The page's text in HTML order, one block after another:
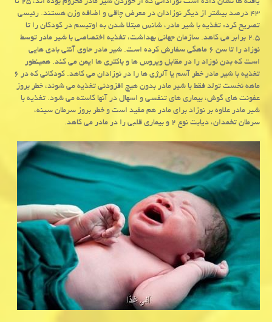
یافته ها نشان داده است نوزادانی كه از خوردن شیر مادر محروم بوده اند، ۲۵ تا
۴۳ درصد بیشتر از دیگر نوزادان در معرض چاقی و اضافه وزن هستند. رئیسی
تصریح كرد: تغذیه با شیر مادر، شانس مبتلا شدن به اوتیسم در كودكان را تا
۲.۵ برابر می كاهد. سازمان جهانی بهداشت، تغذیه اختصاصی با شیر مادر توسط
نوزاد را تا سن ۶ ماهگی سفارش كرده است. شیر مادر حاوی آنتی بادی هایی
است كه بدن نوزاد را در مقابل ویروس ها و باكتری ها ایمن می كند. همینطور
تغذیه با شیر مادر خطر آسم یا آلرژی ها را در نوزادان می كاهد. كودكانی كه در ۶
ماهه نخست تولد فقط با شیر مادر بدون هیچ افزودنی تغذیه می شوند، خطر بروز
عفونت های گوش، بیماری های تنفسی و اسهال در آنها كاسته می شود. تغذیه با
شیر مادر علاوه بر نوزاد برای مادر هم مفید است و خطر بروز سرطان سینه،
سرطان تخمدان، دیابت نوع ۲ و بیماری قلبی را در مادر می كاهد.